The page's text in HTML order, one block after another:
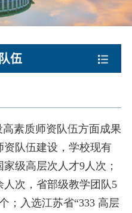
伍
素质师资队伍方面成果
队伍建设，学校现有
级高层次人才9人次；
次，省部级教学团队5
；入选江苏省“333 高层